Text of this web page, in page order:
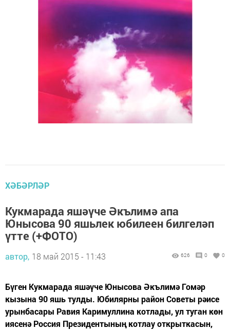
ХӘБӘРЛӘР
Кукмарада яшәүче Әкълимә апа
Юнысова 90 яшьлек юбилеен билгеләп
үтте (+ФОТО)
автор, 18 май 2015 - 11:43 626 0 0
Бүген Кукмарада яшәүче Юнысова Әкълимә Гомәр
кызына 90 яшь тулды. Юбилярны район Советы рәисе
урынбасары Равия Каримуллина котлады, ул туган көн
иясенә Россия Президентының котлау открыткасын,